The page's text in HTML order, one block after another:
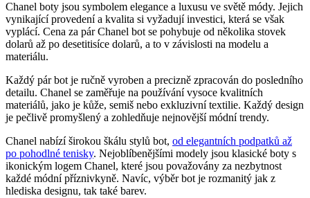
Chanel boty jsou symbolem elegance a ​luxusu ⁢ve⁤ světě módy.‌ Jejich
vynikající provedení a kvalita si ⁢vyžadují investici, která se však
vyplácí. ⁢Cena za ‌pár Chanel⁤ bot ⁤se pohybuje od několika​ stovek
dolarů až⁢ po desetitisíce ⁤dolarů, a to v závislosti na ‍modelu a
materiálu.
Každý pár bot je ​ručně vyroben a precizně zpracován do ‍posledního
detailu. Chanel‍ se zaměřuje na používání ⁤vysoce kvalitních
materiálů, jako je kůže, semiš nebo exkluzivní textilie. Každý design
je ⁤pečlivě promyšlený a ⁤zohledňuje nejnovější módní ‍trendy.
Chanel⁢ nabízí⁤ širokou ‌škálu​ stylů ‍bot, od elegantních podpatků ​až
po pohodlné tenisky. Nejoblíbenějšími modely jsou klasické boty s​
ikonickým logem Chanel, které jsou považovány za nezbytnost
každé módní příznivkyně. Navíc, výběr bot je rozmanitý jak ⁤z
hlediska designu, tak ⁢také barev.